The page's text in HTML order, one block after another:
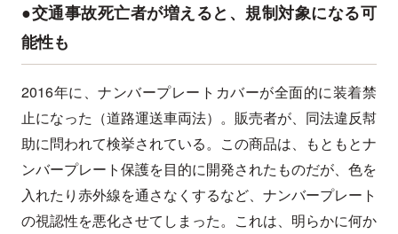
●交通事故死亡者が増えると、規制対象になる可
能性も
2016年に、ナンバープレートカバーが全面的に装着禁
止になった（道路運送車両法）。販売者が、同法違反幇
助に問われて検挙されている。この商品は、もともとナ
ンバープレート保護を目的に開発されたものだが、色を
入れたり赤外線を通さなくするなど、ナンバープレート
の視認性を悪化させてしまった。これは、明らかに何か